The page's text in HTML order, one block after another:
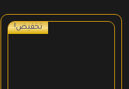
تخفيض!